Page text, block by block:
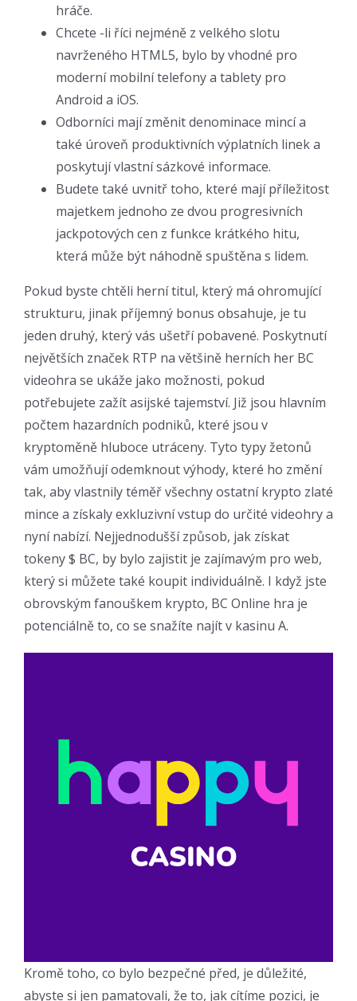
hráče.
Chcete -li říci nejméně z velkého slotu
navrženého HTML5, bylo by vhodné pro
moderní mobilní telefony a tablety pro
Android a iOS.
Odborníci mají změnit denominace mincí a
také úroveň produktivních výplatních linek a
poskytují vlastní sázkové informace.
Budete také uvnitř toho, které mají příležitost
majetkem jednoho ze dvou progresivních
jackpotových cen z funkce krátkého hitu,
která může být náhodně spuštěna s lidem.
Pokud byste chtěli herní titul, který má ohromující
strukturu, jinak příjemný bonus obsahuje, je tu
jeden druhý, který vás ušetří pobavené. Poskytnutí
největších značek RTP na většině herních her BC
videohra se ukáže jako možnosti, pokud
potřebujete zažít asijské tajemství. Již jsou hlavním
počtem hazardních podniků, které jsou v
kryptoměně hluboce utráceny. Tyto typy žetonů
vám umožňují odemknout výhody, které ho změní
tak, aby vlastnily téměř všechny ostatní krypto zlaté
mince a získaly exkluzivní vstup do určité videohry a
nyní nabízí. Nejjednodušší způsob, jak získat
tokeny $ BC, by bylo zajistit je zajímavým pro web,
který si můžete také koupit individuálně. I když jste
obrovským fanouškem krypto, BC Online hra je
potenciálně to, co se snažíte najít v kasinu A.
Kromě toho, co bylo bezpečné před, je důležité,
abyste si jen pamatovali, že to, jak cítíme pozici, je